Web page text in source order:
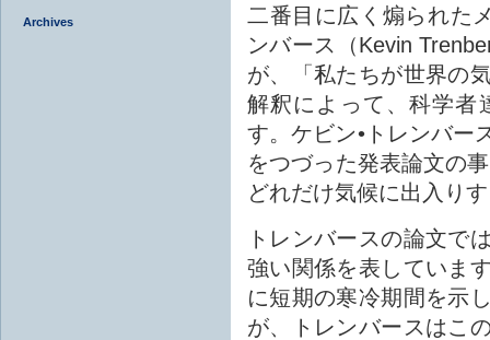
Archives
二番目に広く煽られた
ンバース（Kevin
が、「私たちが世界の
解釈によって、科学者
す。ケビン•トレンバー
をつづった発表論文の
どれだけ気候に出入り
トレンバースの論文で
強い関係を表していま
に短期の寒冷期間を示
が、トレンバースはこ